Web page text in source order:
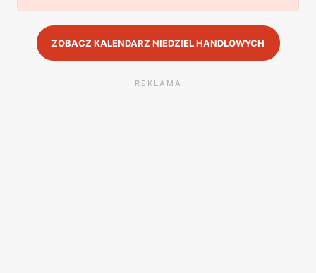
ZOBACZ KALENDARZ NIEDZIEL HANDLOWYCH
REKLAMA